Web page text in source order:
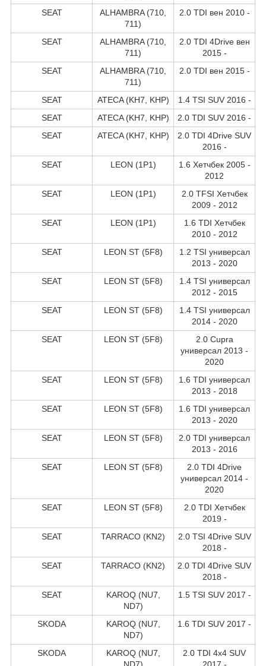
SEAT
ALHAMBRA (710,
711)
2.0 TDI вен 2010 -
SEAT
ALHAMBRA (710,
711)
2.0 TDI 4Drive вен
2015 -
SEAT
ALHAMBRA (710,
711)
2.0 TDI вен 2015 -
SEAT ATECA (KH7, KHP)
1.4 TSI SUV 2016 -
SEAT
ATECA (KH7, KHP)
2.0 TDI SUV 2016 -
SEAT
ATECA (KH7, KHP)
2.0 TDI 4Drive SUV
2016 -
SEAT
LEON (1P1)
1.6 Хетчбек 2005 -
2012
SEAT
LEON (1P1)
2.0 TFSI Хетчбек
2009 - 2012
SEAT
LEON (1P1)
1.6 TDI Хетчбек
2010 - 2012
SEAT
LEON ST (5F8)
1.2 TSI универсал
2013 - 2020
SEAT
LEON ST (5F8)
1.4 TSI универсал
2012 - 2015
SEAT
LEON ST (5F8)
1.4 TSI универсал
2014 - 2020
SEAT
LEON ST (5F8)
2.0 Cupra
универсал 2013 -
2020
SEAT
LEON ST (5F8)
1.6 TDI универсал
2013 - 2018
SEAT
LEON ST (5F8)
1.6 TDI универсал
2013 - 2020
SEAT
LEON ST (5F8)
2.0 TDI универсал
2013 - 2016
SEAT
LEON ST (5F8)
2.0 TDI 4Drive
универсал 2014 -
2020
SEAT
LEON ST (5F8)
2.0 TDI Хетчбек
2019 -
SEAT
TARRACO (KN2)
2.0 TSI 4Drive SUV
2018 -
SEAT
TARRACO (KN2)
2.0 TDI 4Drive SUV
2018 -
SEAT
KAROQ (NU7,
ND7)
1.5 TSI SUV 2017 -
SKODA
KAROQ (NU7,
ND7)
1.6 TDI SUV 2017 -
SKODA
KAROQ (NU7,
ND7)
2.0 TDI 4x4 SUV
2017 -